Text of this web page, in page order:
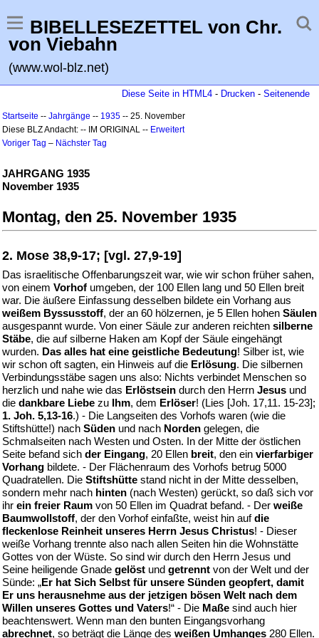
BIBELLESEZETTEL von Chr.
von Viebahn
(www.wol-blz.net)
Diese Seite in HTML4 - Drucken - Seitenende
Startseite -- Jahrgänge -- 1935 -- 25. November
Diese BLZ Andacht: -- IM ORIGINAL -- Erweitert
Voriger Tag – Nächster Tag
JAHRGANG 1935
November 1935
Montag, den 25. November 1935
2. Mose 38,9-17; [vgl. 27,9-19]
Das israelitische Offenbarungszeit war, wie wir schon früher sahen,
von einem Vorhof umgeben, der 100 Ellen lang und 50 Ellen breit
war. Die äußere Einfassung desselben bildete ein Vorhang aus
weißem Byssusstoff, der an 60 hölzernen, je 5 Ellen hohen Säulen
ausgespannt wurde. Von einer Säule zur anderen reichten silberne
Stäbe, die auf silberne Haken am Kopf der Säule eingehängt
wurden. Das alles hat eine geistliche Bedeutung! Silber ist, wie
wir schon oft sagten, ein Hinweis auf die Erlösung. Die silbernen
Verbindungsstäbe sagen uns also: Nichts verbindet Menschen so
herzlich und nahe wie das Erlöstsein durch den Herrn Jesus und
die dankbare Liebe zu Ihm, dem Erlöser! (Lies [Joh. 17,11. 15-23];
1. Joh. 5,13-16.) - Die Langseiten des Vorhofs waren (wie die
Stiftshütte!) nach Süden und nach Norden gelegen, die
Schmalseiten nach Westen und Osten. In der Mitte der östlichen
Seite befand sich der Eingang, 20 Ellen breit, den ein vierfarbiger
Vorhang bildete. - Der Flächenraum des Vorhofs betrug 5000
Quadratellen. Die Stiftshütte stand nicht in der Mitte desselben,
sondern mehr nach hinten (nach Westen) gerückt, so daß sich vor
ihr ein freier Raum von 50 Ellen im Quadrat befand. - Der weiße
Baumwollstoff, der den Vorhof einfaßte, weist hin aufdie
fleckenlose Reinheit unseres Herrn Jesus Christus! - Dieser
weiße Vorhang trennte also nach allen Seiten hin die Wohnstätte
Gottes von der Wüste. So sind wir durch den Herrn Jesus und
Seine heiligende Gnade gelöst und getrennt von der Welt und der
Sünde: „Er hat Sich Selbst für unsere Sünden geopfert, damit
Er uns herausnehme aus der jetzigen bösen Welt nach dem
Willen unseres Gottes und Vaters!“ - Die Maße sind auch hier
beachtenswert. Wenn man den bunten Eingangsvorhang
abrechnet, so beträgt die Länge des weißen Umhanges 280 Ellen.